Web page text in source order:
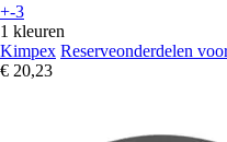
+-3
1 kleuren
Kimpex Reserveonderdelen
€ 20,23